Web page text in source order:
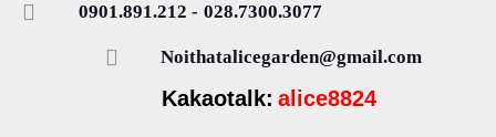
0901.891.212 - 028.7300.3077
Noithatalicegarden@gmail.com
Kakaotalk: alice8824